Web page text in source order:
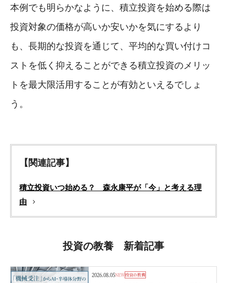
本例でも明らかなように、積立投資を始める際は
投資対象の価格が高いか安いかを気にするより
も、長期的な投資を通じて、平均的な買い付けコ
ストを低く抑えることができる積立投資のメリッ
トを最大限活用することが有効といえるでしょ
う。
【関連記事】
積立投資いつ始める？ 森永康平が「今」と考える理
由
投資の教養 新着記事
2026.08.05NEW投資の教養